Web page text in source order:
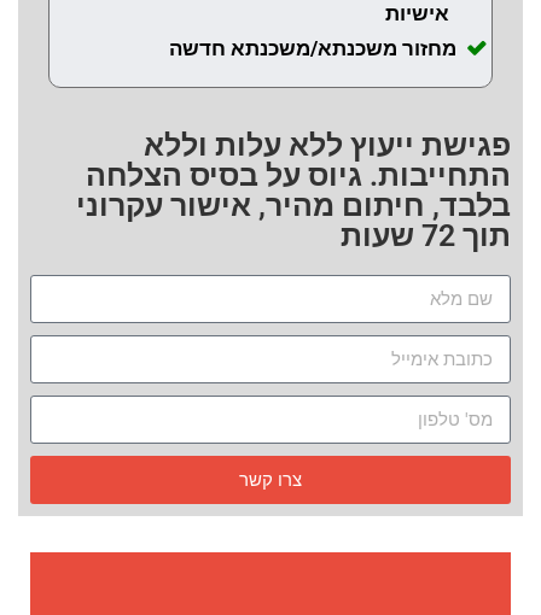
אישיות
מחזור משכנתא/משכנתא חדשה
פגישת ייעוץ ללא עלות וללא
התחייבות. גיוס על בסיס הצלחה
בלבד, חיתום מהיר, אישור עקרוני
תוך 72 שעות
צרו קשר